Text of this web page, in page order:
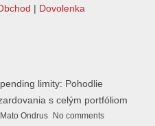
| Dovolenka
limity: Pohodlie
s celým portfóliom
Mato Ondrus No comments